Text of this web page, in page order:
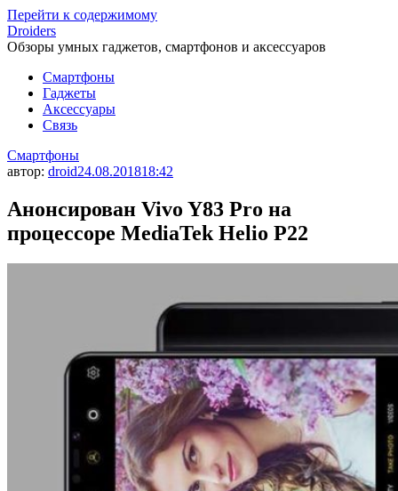
Перейти к содержимому
Droiders
Обзоры умных гаджетов, смартфонов и аксессуаров
Смартфоны
Гаджеты
Аксессуары
Связь
Смартфоны
автор: droid24.08.201818:42
Анонсирован Vivo Y83 Pro на
процессоре MediaTek Helio P22